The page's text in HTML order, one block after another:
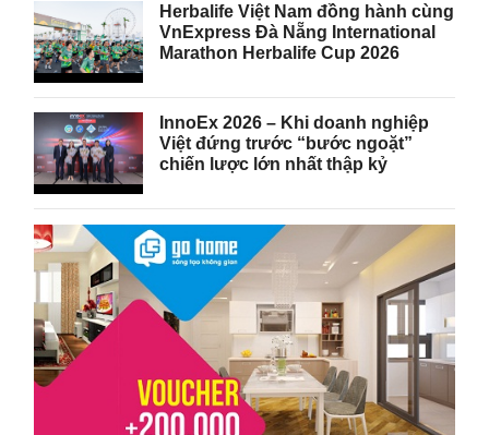
Herbalife Việt Nam đồng hành cùng
VnExpress Đà Nẵng International
Marathon Herbalife Cup 2026
InnoEx 2026 – Khi doanh nghiệp
Việt đứng trước “bước ngoặt”
chiến lược lớn nhất thập kỷ